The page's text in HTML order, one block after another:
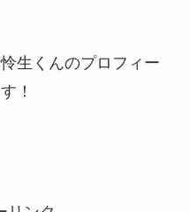
生くんのプロフィー
！